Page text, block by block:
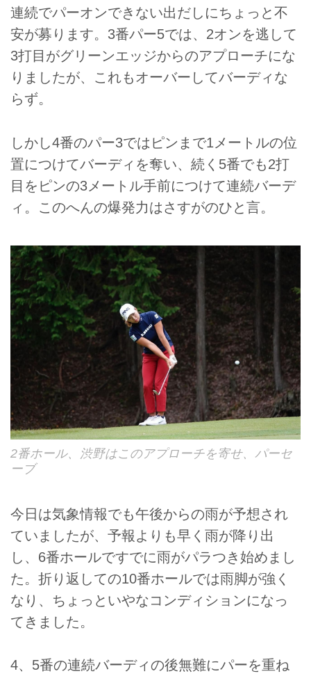
連続でパーオンできない出だしにちょっと不
安が募ります。3番パー5では、2オンを逃して
3打目がグリーンエッジからのアプローチにな
りましたが、これもオーバーしてバーディな
らず。
しかし4番のパー3ではピンまで1メートルの位
置につけてバーディを奪い、続く5番でも2打
目をピンの3メートル手前につけて連続バーデ
ィ。このへんの爆発力はさすがのひと言。
2番ホール、渋野はこのアプローチを寄せ、パーセ
ーブ
今日は気象情報でも午後からの雨が予想され
ていましたが、予報よりも早く雨が降り出
し、6番ホールですでに雨がパラつき始めまし
た。折り返しての10番ホールでは雨脚が強く
なり、ちょっといやなコンディションになっ
てきました。
4、5番の連続バーディの後無難にパーを重ね